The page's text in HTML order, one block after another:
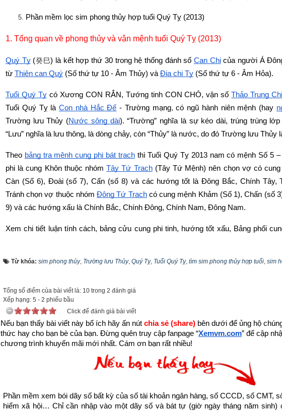
Phần mềm lọc sim phong thủy hợp tuổi Quý Tỵ (2013)
1. Tổng quan về phong thủy và vận mệnh tuổi Quý Tỵ (2013)
Quý Tỵ (癸巳) là kết hợp thứ 30 trong hệ thống đánh số Can Chi của người Á
từ Thiên can Quý (Số thứ tự 10 - Âm Thủy) và Địa chi Tỵ (Số thứ tự 6 - Âm Hỏa).
Tuổi Quý Tỵ có Xương CON RẮN, Tướng tinh CON CHÓ, vận số Thảo Trung
Tuổi Quý Tỵ là Con nhà Hắc Ðế - Trường mạng, có ngũ hành niên mệnh (hay
Trường lưu Thủy (Nước sông dài). “Trường” nghĩa là sự kéo dài, trùng trùng
“Lưu” nghĩa là lưu thông, là dòng chảy, còn “Thủy” là nước, do đó Trường lưu Thủy
Theo bảng tra mệnh cung phi bát trạch thì Tuổi Quý Tỵ 2013 nam có mệnh Số 5 –
phi là cung Khôn thuộc nhóm Tây Tứ Trạch (Tây Tứ Mệnh) nên chọn vợ có cung
Càn (Số 6), Đoài (số 7), Cấn (số 8) và các hướng tốt là Đông Bắc, Chính Tây,
Tránh chọn vợ thuộc nhóm Đông Tứ Trạch có cung mệnh Khảm (Số 1), Chấn (số
9) và các hướng xấu là Chính Bắc, Chính Đông, Chính Nam, Đông Nam.
Xem chi tiết luận tính cách, bảng cửu cung phi tinh, hướng tốt xấu, Bảng phối
Từ khóa: sim phong thủy, Trường lưu Thủy, Quý Tỵ, Tuổi Quý Tỵ, tìm sim phong thủy hợp tuổi, sim
Tổng số điểm của bài viết là: 10 trong 2 đánh giá
Xếp hạng: 5 - 2 phiếu bầu
Click để đánh giá bài viết
Nếu bạn thấy bài viết này bổ ích hãy ấn nút chia sẻ (share) bên dưới để ủng hộ
thức hay cho bạn bè của bạn. Đừng quên truy cập fanpage “Xemvm.com” để cập
chương trình khuyến mãi mới nhất. Cám ơn bạn rất nhiều!
Phần mềm xem bói dãy số bất kỳ của số tài khoản ngân hàng, số CCCD, số CMT,
hiểm xã hội… Chỉ cần nhập vào một dãy số và bát tự (giờ ngày tháng năm sinh)